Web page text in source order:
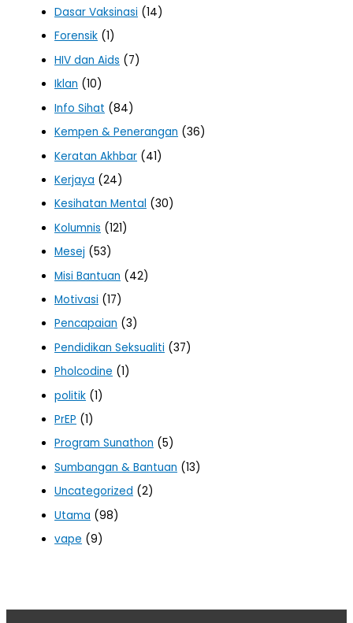
Dasar Vaksinasi (14)
Forensik (1)
HIV dan Aids (7)
Iklan (10)
Info Sihat (84)
Kempen & Penerangan (36)
Keratan Akhbar (41)
Kerjaya (24)
Kesihatan Mental (30)
Kolumnis (121)
Mesej (53)
Misi Bantuan (42)
Motivasi (17)
Pencapaian (3)
Pendidikan Seksualiti (37)
Pholcodine (1)
politik (1)
PrEP (1)
Program Sunathon (5)
Sumbangan & Bantuan (13)
Uncategorized (2)
Utama (98)
vape (9)